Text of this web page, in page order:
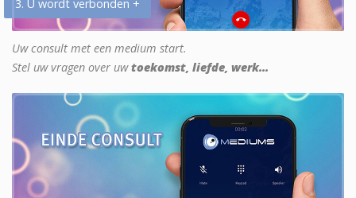
3. U wordt verbonden +
Uw consult met een medium start.
Stel uw vragen over uwtoekomst, liefde, werk...